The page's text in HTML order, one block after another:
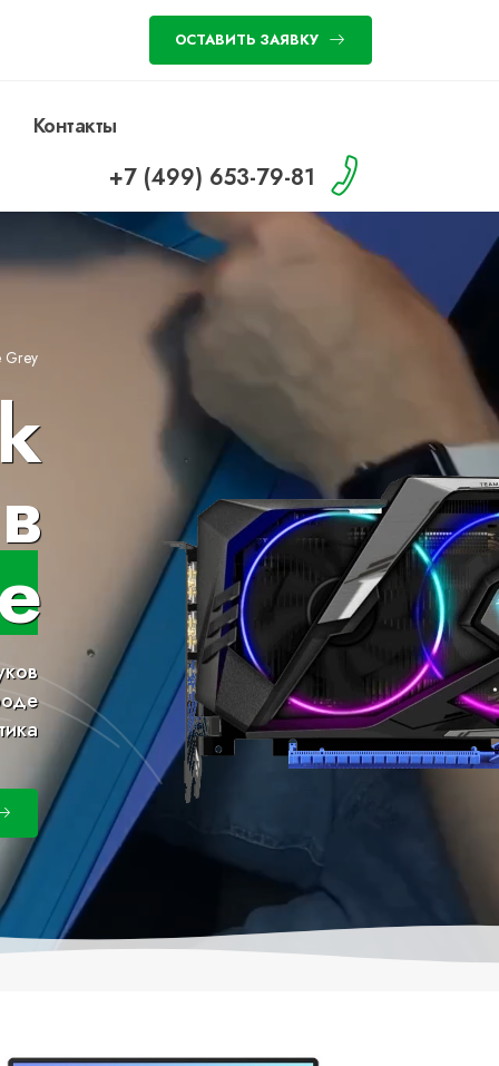
ОСТАВИТЬ ЗАЯВКУ
Контакты
+7 (499) 653-79-81
Grey